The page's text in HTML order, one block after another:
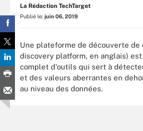
La Rédaction TechTarget
Publié le: juin 06, 2019
Une plateforme de découverte de
discovery platform, en anglais)
complet d'outils qui sert à
et des valeurs aberrantes en
au niveau des données.